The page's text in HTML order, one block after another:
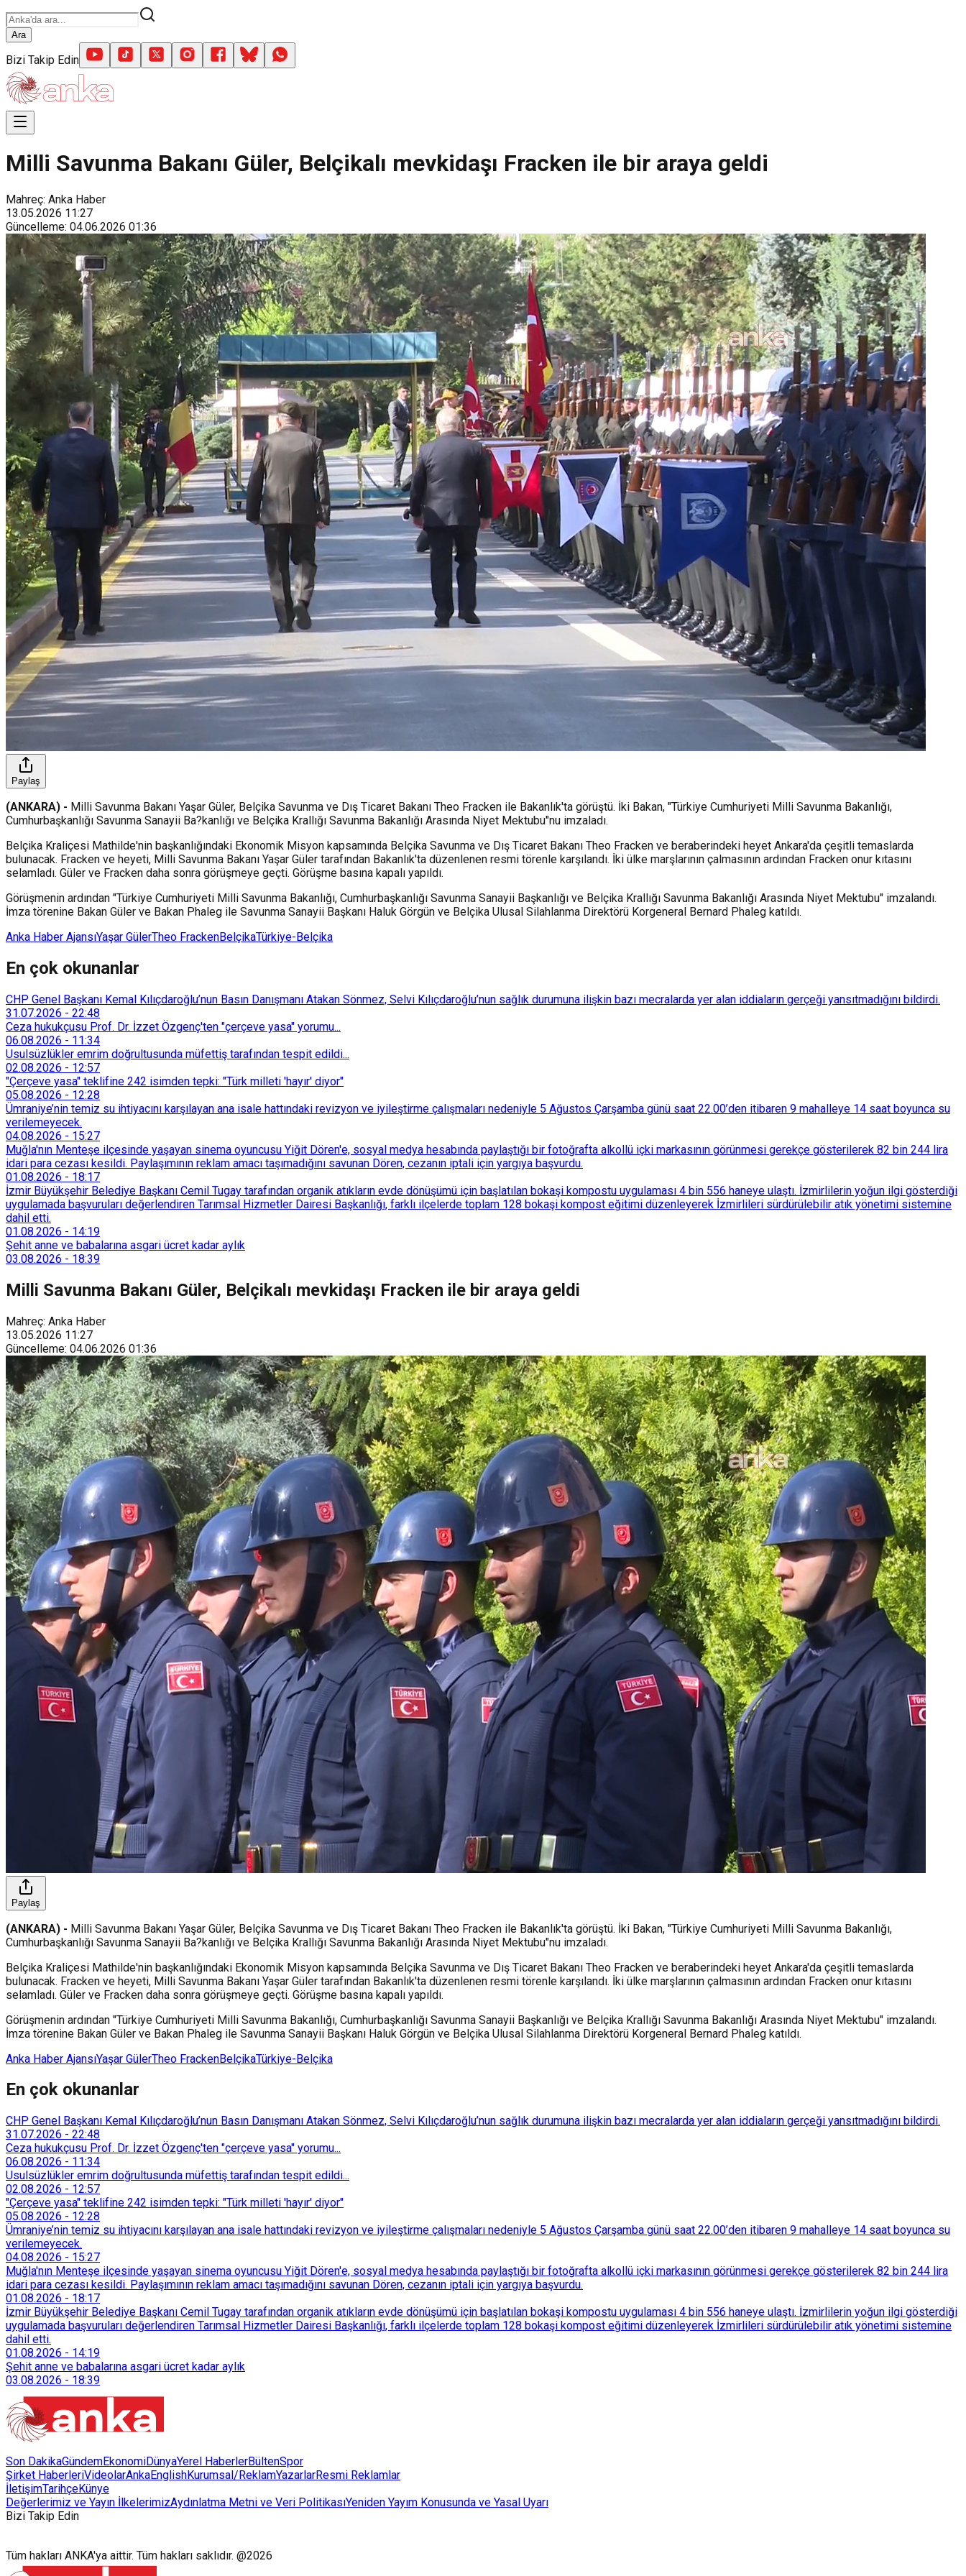
Ara
Bizi Takip Edin
Milli Savunma Bakanı Güler, Belçikalı mevkidaşı Fracken ile bir araya geldi
Mahreç: Anka Haber
13.05.2026 11:27
Güncelleme: 04.06.2026 01:36
Paylaş
(ANKARA) - Milli Savunma Bakanı Yaşar Güler, Belçika Savunma ve Dış Ticaret Bakanı Theo Fracken ile Bakanlık'ta görüştü. İki Bakan, "Türkiye Cumhuriyeti Milli Savunma Bakanlığı,
Cumhurbaşkanlığı Savunma Sanayii Ba?kanlığı ve Belçika Krallığı Savunma Bakanlığı Arasında Niyet Mektubu"nu imzaladı.
Belçika Kraliçesi Mathilde'nin başkanlığındaki Ekonomik Misyon kapsamında Belçika Savunma ve Dış Ticaret Bakanı Theo Fracken ve beraberindeki heyet Ankara'da çeşitli temaslarda
bulunacak. Fracken ve heyeti, Milli Savunma Bakanı Yaşar Güler tarafından Bakanlık'ta düzenlenen resmi törenle karşılandı. İki ülke marşlarının çalmasının ardından Fracken onur kıtasını
selamladı. Güler ve Fracken daha sonra görüşmeye geçti. Görüşme basına kapalı yapıldı.
Görüşmenin ardından "Türkiye Cumhuriyeti Milli Savunma Bakanlığı, Cumhurbaşkanlığı Savunma Sanayii Başkanlığı ve Belçika Krallığı Savunma Bakanlığı Arasında Niyet Mektubu" imzalandı.
İmza törenine Bakan Güler ve Bakan Phaleg ile Savunma Sanayii Başkanı Haluk Görgün ve Belçika Ulusal Silahlanma Direktörü Korgeneral Bernard Phaleg katıldı.
Anka Haber AjansıYaşar GülerTheo FrackenBelçikaTürkiye-Belçika
En çok okunanlar
CHP Genel Başkanı Kemal Kılıçdaroğlu’nun Basın Danışmanı Atakan Sönmez, Selvi Kılıçdaroğlu’nun sağlık durumuna ilişkin bazı mecralarda yer alan iddiaların gerçeği yansıtmadığını bildirdi.
31.07.2026 - 22:48
Ceza hukukçusu Prof. Dr. İzzet Özgenç'ten "çerçeve yasa" yorumu...
06.08.2026 - 11:34
Usulsüzlükler emrim doğrultusunda müfettiş tarafından tespit edildi...
02.08.2026 - 12:57
"Çerçeve yasa" teklifine 242 isimden tepki: "Türk milleti 'hayır' diyor"
05.08.2026 - 12:28
Ümraniye’nin temiz su ihtiyacını karşılayan ana isale hattındaki revizyon ve iyileştirme çalışmaları nedeniyle 5 Ağustos Çarşamba günü saat 22.00’den itibaren 9 mahalleye 14 saat boyunca su
verilemeyecek.
04.08.2026 - 15:27
Muğla'nın Menteşe ilçesinde yaşayan sinema oyuncusu Yiğit Dören'e, sosyal medya hesabında paylaştığı bir fotoğrafta alkollü içki markasının görünmesi gerekçe gösterilerek 82 bin 244 lira
idari para cezası kesildi. Paylaşımının reklam amacı taşımadığını savunan Dören, cezanın iptali için yargıya başvurdu.
01.08.2026 - 18:17
İzmir Büyükşehir Belediye Başkanı Cemil Tugay tarafından organik atıkların evde dönüşümü için başlatılan bokaşi kompostu uygulaması 4 bin 556 haneye ulaştı. İzmirlilerin yoğun ilgi gösterdiği
uygulamada başvuruları değerlendiren Tarımsal Hizmetler Dairesi Başkanlığı, farklı ilçelerde toplam 128 bokaşi kompost eğitimi düzenleyerek İzmirlileri sürdürülebilir atık yönetimi sistemine
dahil etti.
01.08.2026 - 14:19
Şehit anne ve babalarına asgari ücret kadar aylık
03.08.2026 - 18:39
Milli Savunma Bakanı Güler, Belçikalı mevkidaşı Fracken ile bir araya geldi
Mahreç: Anka Haber
13.05.2026 11:27
Güncelleme: 04.06.2026 01:36
Paylaş
(ANKARA) - Milli Savunma Bakanı Yaşar Güler, Belçika Savunma ve Dış Ticaret Bakanı Theo Fracken ile Bakanlık'ta görüştü. İki Bakan, "Türkiye Cumhuriyeti Milli Savunma Bakanlığı,
Cumhurbaşkanlığı Savunma Sanayii Ba?kanlığı ve Belçika Krallığı Savunma Bakanlığı Arasında Niyet Mektubu"nu imzaladı.
Belçika Kraliçesi Mathilde'nin başkanlığındaki Ekonomik Misyon kapsamında Belçika Savunma ve Dış Ticaret Bakanı Theo Fracken ve beraberindeki heyet Ankara'da çeşitli temaslarda
bulunacak. Fracken ve heyeti, Milli Savunma Bakanı Yaşar Güler tarafından Bakanlık'ta düzenlenen resmi törenle karşılandı. İki ülke marşlarının çalmasının ardından Fracken onur kıtasını
selamladı. Güler ve Fracken daha sonra görüşmeye geçti. Görüşme basına kapalı yapıldı.
Görüşmenin ardından "Türkiye Cumhuriyeti Milli Savunma Bakanlığı, Cumhurbaşkanlığı Savunma Sanayii Başkanlığı ve Belçika Krallığı Savunma Bakanlığı Arasında Niyet Mektubu" imzalandı.
İmza törenine Bakan Güler ve Bakan Phaleg ile Savunma Sanayii Başkanı Haluk Görgün ve Belçika Ulusal Silahlanma Direktörü Korgeneral Bernard Phaleg katıldı.
Anka Haber AjansıYaşar GülerTheo FrackenBelçikaTürkiye-Belçika
En çok okunanlar
CHP Genel Başkanı Kemal Kılıçdaroğlu’nun Basın Danışmanı Atakan Sönmez, Selvi Kılıçdaroğlu’nun sağlık durumuna ilişkin bazı mecralarda yer alan iddiaların gerçeği yansıtmadığını bildirdi.
31.07.2026 - 22:48
Ceza hukukçusu Prof. Dr. İzzet Özgenç'ten "çerçeve yasa" yorumu...
06.08.2026 - 11:34
Usulsüzlükler emrim doğrultusunda müfettiş tarafından tespit edildi...
02.08.2026 - 12:57
"Çerçeve yasa" teklifine 242 isimden tepki: "Türk milleti 'hayır' diyor"
05.08.2026 - 12:28
Ümraniye’nin temiz su ihtiyacını karşılayan ana isale hattındaki revizyon ve iyileştirme çalışmaları nedeniyle 5 Ağustos Çarşamba günü saat 22.00’den itibaren 9 mahalleye 14 saat boyunca su
verilemeyecek.
04.08.2026 - 15:27
Muğla'nın Menteşe ilçesinde yaşayan sinema oyuncusu Yiğit Dören'e, sosyal medya hesabında paylaştığı bir fotoğrafta alkollü içki markasının görünmesi gerekçe gösterilerek 82 bin 244 lira
idari para cezası kesildi. Paylaşımının reklam amacı taşımadığını savunan Dören, cezanın iptali için yargıya başvurdu.
01.08.2026 - 18:17
İzmir Büyükşehir Belediye Başkanı Cemil Tugay tarafından organik atıkların evde dönüşümü için başlatılan bokaşi kompostu uygulaması 4 bin 556 haneye ulaştı. İzmirlilerin yoğun ilgi gösterdiği
uygulamada başvuruları değerlendiren Tarımsal Hizmetler Dairesi Başkanlığı, farklı ilçelerde toplam 128 bokaşi kompost eğitimi düzenleyerek İzmirlileri sürdürülebilir atık yönetimi sistemine
dahil etti.
01.08.2026 - 14:19
Şehit anne ve babalarına asgari ücret kadar aylık
03.08.2026 - 18:39
Son DakikaGündemEkonomiDünyaYerel HaberlerBültenSpor
Şirket HaberleriVideolarAnkaEnglishKurumsal/ReklamYazarlarResmi Reklamlar
İletişimTarihçeKünye
Değerlerimiz ve Yayın İlkelerimizAydınlatma Metni ve Veri PolitikasıYeniden Yayım Konusunda ve Yasal Uyarı
Bizi Takip Edin
Tüm hakları ANKA'ya aittir. Tüm hakları saklıdır. @2026